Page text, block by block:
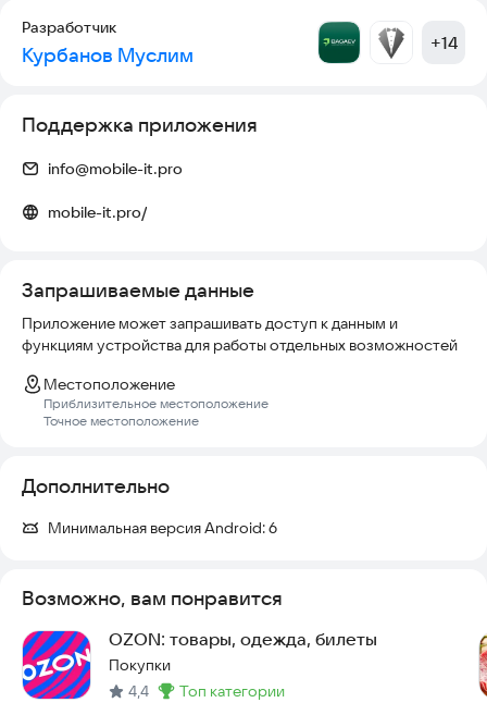
Разработчик
Курбанов Муслим +14
Поддержка приложения
info@mobile-it.pro
mobile-it.pro/
Запрашиваемые данные
Приложение может запрашивать доступ к данным и
функциям устройства для работы отдельных возможностей
Местоположение
Приблизительное местоположение
Точное местоположение
Дополнительно
Минимальная версия Android:6
Возможно, вам понравится
OZON: товары, одежда, билеты
Покупки
4,4
Метка:
топ категории